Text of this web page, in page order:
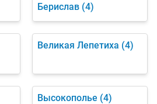
Берислав (4)
Великая Лепетиха (4)
Высокополье (4)